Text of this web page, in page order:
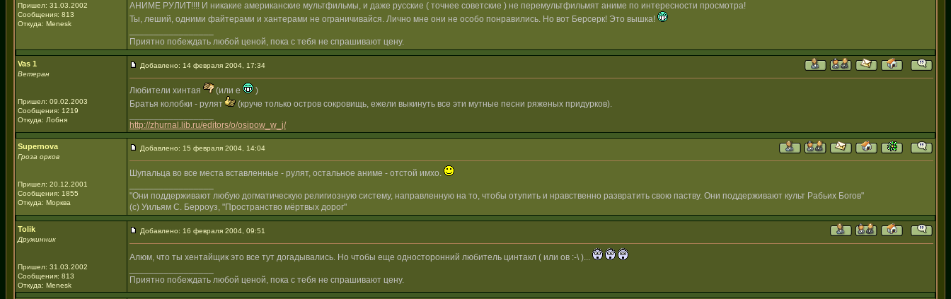
Пришел: 31.03.2002
Сообщения: 813
Откуда: Menesk
АНИМЕ РУЛИТ!!!! И никакие американские мультфильмы, и даже русские ( точнее советские ) не перемультфильмят аниме по интересности просмотра!
Ты, леший, одними файтерами и хантерами не ограничивайся. Лично мне они не особо понравились. Но вот Берсерк! Это вышка!
Приятно побеждать любой ценой, пока с тебя не спрашивают цену.
Vas 1
Ветеран
Пришел: 09.02.2003
Сообщения: 1219
Откуда: Лобня
Добавлено: 14 февраля 2004, 17:34
Любители хинтая (или е
)
Братья колобки - рулят
(круче только остров сокровищь, ежели выкинуть все эти мутные песни ряженых придурков).
http://zhurnal.lib.ru/editors/o/osipow_w_j/
Supernova
Гроза орков
Пришел: 20.12.2001
Сообщения: 1855
Откуда: Морква
Добавлено: 15 февраля 2004, 14:04
Шупальца во все места вставленные - рулят, остальное аниме - отстой имхо.
"Они поддерживают любую догматическую религиозную систему, направленную на то, чтобы отупить и нравственно развратить свою паству. Они поддерживают культ Рабьих Богов"
(с) Уильям С. Берроуз, "Пространство мёртвых дорог"
Tolik
Дружинник
Пришел: 31.03.2002
Сообщения: 813
Откуда: Menesk
Добавлено: 16 февраля 2004, 09:51
Алюм, что ты хентайщик это все тут догадывались. Но чтобы еще односторонний любитель цинтакл ( или ов :-\ )...
Приятно побеждать любой ценой, пока с тебя не спрашивают цену.